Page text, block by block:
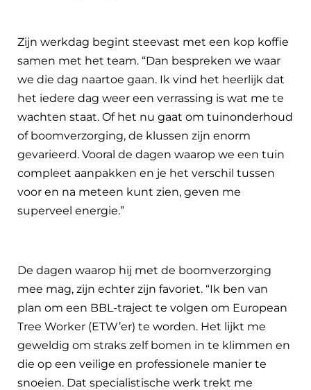
Zijn werkdag begint steevast met een kop koffie
samen met het team. “Dan bespreken we waar
we die dag naartoe gaan. Ik vind het heerlijk dat
het iedere dag weer een verrassing is wat me te
wachten staat. Of het nu gaat om tuinonderhoud
of boomverzorging, de klussen zijn enorm
gevarieerd. Vooral de dagen waarop we een tuin
compleet aanpakken en je het verschil tussen
voor en na meteen kunt zien, geven me
superveel energie.”
De dagen waarop hij met de boomverzorging
mee mag, zijn echter zijn favoriet. “Ik ben van
plan om een BBL-traject te volgen om European
Tree Worker (ETW’er) te worden. Het lijkt me
geweldig om straks zelf bomen in te klimmen en
die op een veilige en professionele manier te
snoeien. Dat specialistische werk trekt me